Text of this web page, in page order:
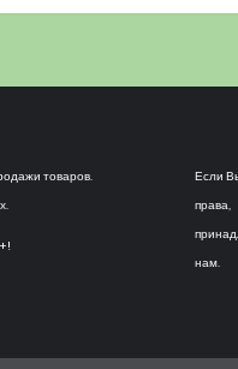
товаров.
Если
права,
нам.